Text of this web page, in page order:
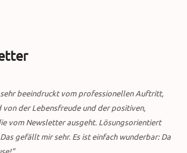
sehr beeindruckt vom professionellen Auftritt,
der Lebensfreude und der positiven,
vom Newsletter ausgeht. Lösungsorientiert
gefällt mir sehr. Es ist einfach wunderbar: Da